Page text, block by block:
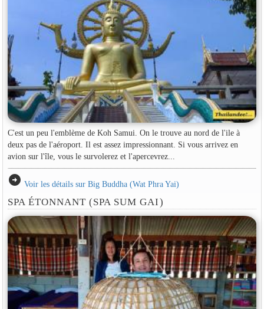
C'est un peu l'emblème de Koh Samui. On le trouve au nord de l'ile à
deux pas de l'aéroport. Il est assez impressionnant. Si vous arrivez en
avion sur l'île, vous le survolerez et l'apercevrez...
arrow_circle_right Voir les détails sur Big Buddha (Wat Phra Yai)
SPA ÉTONNANT (SPA SUM GAI)